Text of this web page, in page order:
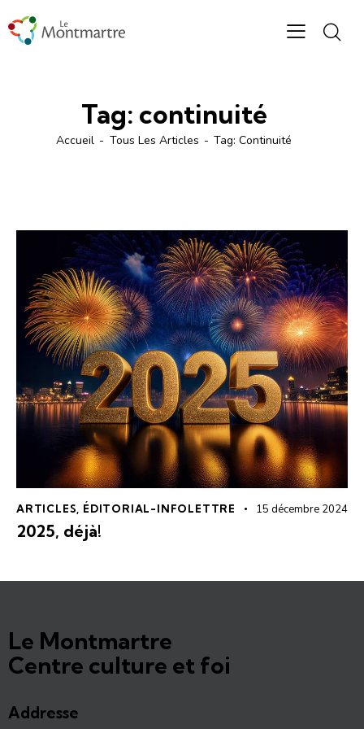
Tag: continuité
Accueil Tous Les Articles Tag: Continuité
ARTICLES ÉDITORIAL-INFOLETTRE 15 décembre 2024
2025, déjà!
Le Montmartre
Centre culture et foi
Addresse